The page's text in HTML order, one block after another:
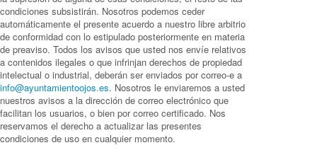
condiciones subsistirán. Nosotros podemos ceder
automáticamente el presente acuerdo a nuestro libre arbitrio
de conformidad con lo estipulado posteriormente en materia
de preaviso. Todos los avisos que usted nos envíe relativos
a contenidos ilegales o que infrinjan derechos de propiedad
intelectual o industrial, deberán ser enviados por correo-e a
info@ayuntamientoojos.es. Nosotros le enviaremos a usted
nuestros avisos a la dirección de correo electrónico que
facilitan los usuarios, o bien por correo certificado. Nos
reservamos el derecho a actualizar las presentes
condiciones de uso en cualquier momento.